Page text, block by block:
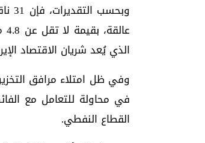
الذي يُعد شريان الاقتصاد
وفي ظل امتلاء مرافق
في محاولة للتعامل مع
القطاع النفطي.